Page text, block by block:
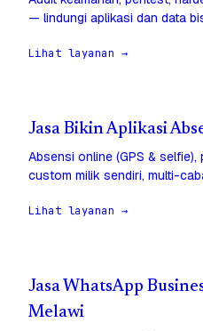
— lindungi aplikasi dan data
Lihat layanan →
Jasa Bikin Aplikasi
Absensi online (GPS &
custom milik sendiri, multi-
Lihat layanan →
Jasa WhatsApp
Melawi